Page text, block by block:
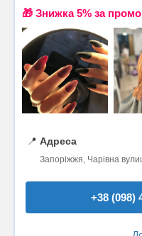
🎁 Знижка 5% за
📍 Адреса
Запоріжжя, Чарівна
+38 (098)